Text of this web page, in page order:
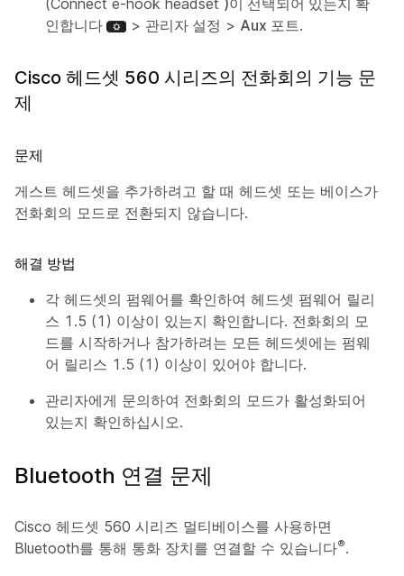
(Connect e-hook headset )이 선택되어 있는지 확
인합니다
> 관리자 설정 > Aux 포트.
Cisco 헤드셋 560 시리즈의 전화회의 기능 문
제
문제
게스트 헤드셋을 추가하려고 할 때 헤드셋 또는 베이스가
전화회의 모드로 전환되지 않습니다.
해결 방법
각 헤드셋의 펌웨어를 확인하여 헤드셋 펌웨어 릴리
스 1.5 (1) 이상이 있는지 확인합니다. 전화회의 모
드를 시작하거나 참가하려는 모든 헤드셋에는 펌웨
어 릴리스 1.5 (1) 이상이 있어야 합니다.
관리자에게 문의하여 전화회의 모드가 활성화되어
있는지 확인하십시오.
Bluetooth 연결 문제
Cisco 헤드셋 560 시리즈 멀티베이스를 사용하면
Bluetooth를 통해 통화 장치를 연결할 수 있습니다®.